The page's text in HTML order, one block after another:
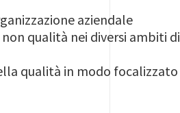
aziendale
qualità nei diversi ambiti di
qualità in modo focalizzato